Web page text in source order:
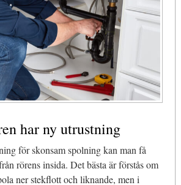
har ny utrustning
för skonsam spolning kan man få
rörens insida. Det bästa är förstås om
ner stekflott och liknande, men i